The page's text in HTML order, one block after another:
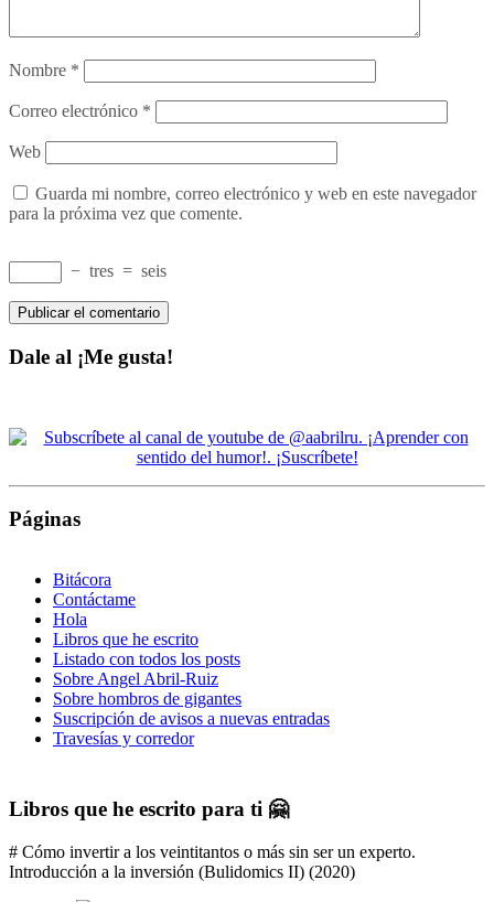
Nombre *
Correo electrónico *
Web
Guarda mi nombre, correo electrónico y web en este navegador
para la próxima vez que comente.
− tres = seis
Dale al ¡Me gusta!
Páginas
Bitácora
Contáctame
Hola
Libros que he escrito
Listado con todos los posts
Sobre Angel Abril-Ruiz
Sobre hombros de gigantes
Suscripción de avisos a nuevas entradas
Travesías y corredor
Libros que he escrito para ti 🤗
# Cómo invertir a los veintitantos o más sin ser un experto.
Introducción a la inversión (Bulidomics II) (2020)